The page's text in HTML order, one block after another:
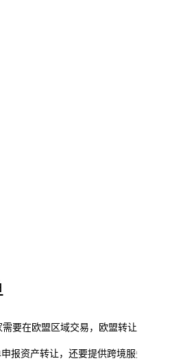
需要在欧盟区域交易，欧盟转让，三
报资产转让，还要提供跨境服务等